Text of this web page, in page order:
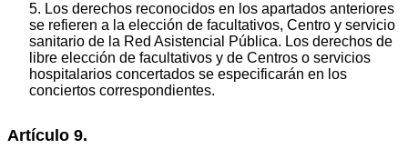
5. Los derechos reconocidos en los apartados anteriores
se refieren a la elección de facultativos, Centro y servicio
sanitario de la Red Asistencial Pública. Los derechos de
libre elección de facultativos y de Centros o servicios
hospitalarios concertados se especificarán en los
conciertos correspondientes.
Artículo 9.